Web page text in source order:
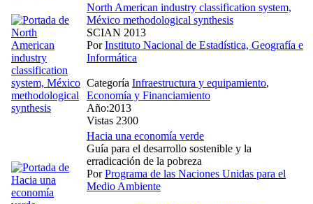
North American industry classification system,
México methodological synthesis
SCIAN 2013
PorInstituto Nacional de Estadística, Geografía e
Informática
Categoría Infraestructura y equipamiento,
Economía y Financiamiento
Año:2013
Vistas 2300
Hacia una economía verde
Guía para el desarrollo sostenible y la
erradicación de la pobreza
PorPrograma de las Naciones Unidas para el
Medio Ambiente